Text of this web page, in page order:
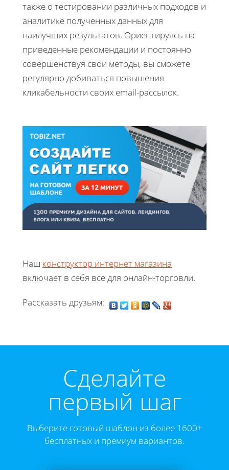
также о тестировании различных подходов и
аналитике полученных данных для
наилучших результатов. Ориентируясь на
приведенные рекомендации и постоянно
совершенствуя свои методы, вы сможете
регулярно добиваться повышения
кликабельности своих email-рассылок.
Наш конструктор интернет магазина
включает в себя все для онлайн-торговли.
Рассказать друзьям:
Cделайте
первый шаг
Выберите готовый шаблон из более 1600+
бесплатных и премиум вариантов.